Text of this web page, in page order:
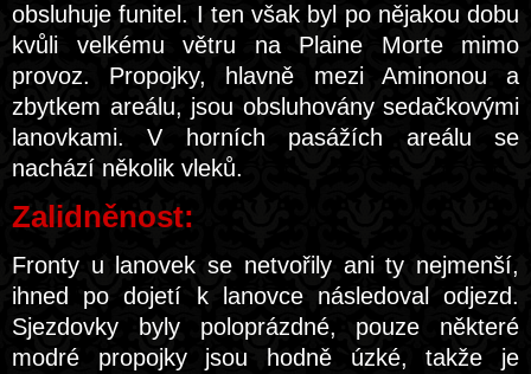
obsluhuje funitel. I ten však byl po nějakou dobu
kvůli velkému větru na Plaine Morte mimo
provoz. Propojky, hlavně mezi Aminonou a
zbytkem areálu, jsou obsluhovány sedačkovými
lanovkami. V horních pasážích areálu se
nachází několik vleků.
Zalidněnost:
Fronty u lanovek se netvořily ani ty nejmenší,
ihned po dojetí k lanovce následoval odjezd.
Sjezdovky byly poloprázdné, pouze některé
modré propojky jsou hodně úzké, takže je